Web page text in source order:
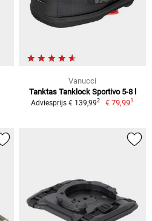
Vanucci
Tanktas Tanklock Sportivo 5-8 l
Adviesprijs € 139,992 € 79,991